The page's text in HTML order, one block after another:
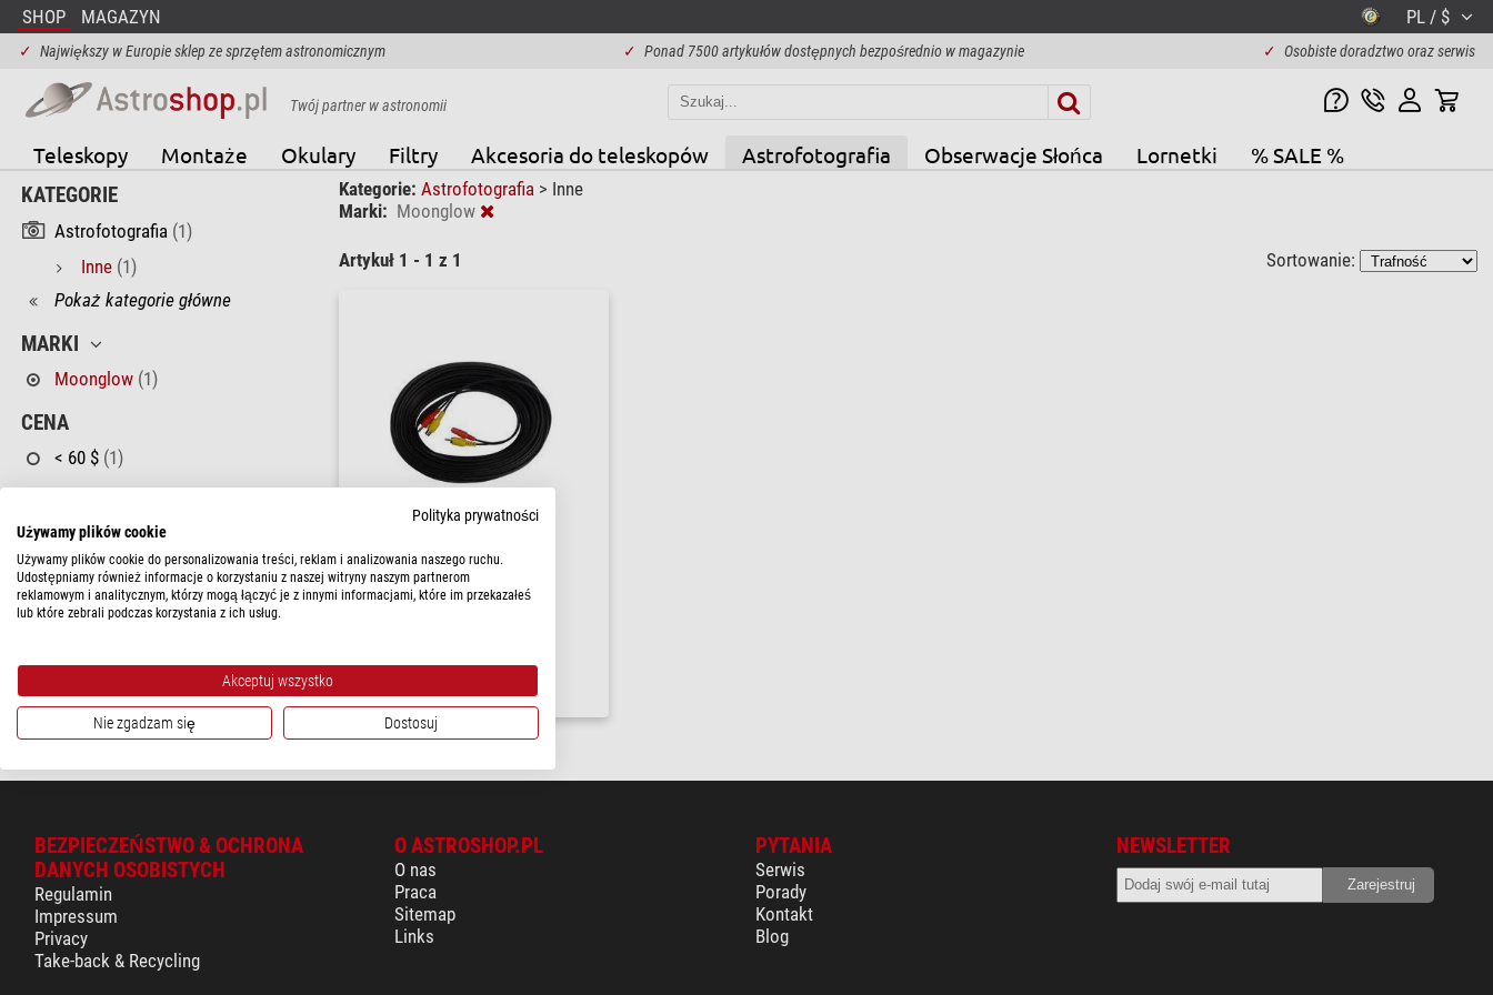
SHOP MAGAZYN PL / $
✓ Największy w Europie sklep ze sprzętem astronomicznym ✓ Ponad 7500 artykułów dostępnych bezpośrednio w magazynie ✓ Osobiste doradztwo oraz serwis
Twój partner w astronomii
Teleskopy Montaże Okulary Filtry Akcesoria do teleskopów Astrofotografia Obserwacje Słońca Lornetki % SALE %
KATEGORIE
Astrofotografia (1)
Inne (1)
Pokaż kategorie główne
MARKI
Moonglow (1)
CENA
< 60 $ (1)
w magazynie
Kategorie: Astrofotografia > Inne
Marki: Moonglow
Artykuł 1 - 1 z 1 Sortowanie:
Moonglow
Przedłużacz 18m
gotowe do wysyłki w24
BEZPIECZEŃSTWO & OCHRONA
DANYCH OSOBISTYCH
Regulamin
Impressum
Privacy
Take-back & Recycling
O ASTROSHOP.PL
O nas
Praca
Sitemap
Links
PYTANIA
Serwis
Porady
Kontakt
Blog
NEWSLETTER
Polityka prywatności
Używamy plików cookie
Używamy plików cookie do personalizowania treści, reklam i analizowania naszego ruchu.
Udostępniamy również informacje o korzystaniu z naszej witryny naszym partnerom
reklamowym i analitycznym, którzy mogą łączyć je z innymi informacjami, które im przekazałeś
lub które zebrali podczas korzystania z ich usług.
Akceptuj wszystko
Nie zgadzam się Dostosuj